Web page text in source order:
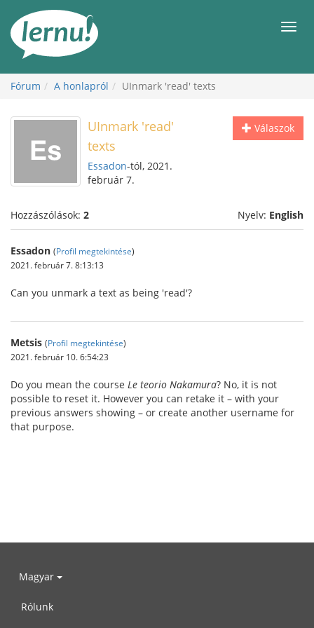
Fórum A honlapról UInmark 'read' texts
Válaszok
UInmark 'read'
texts
Essadon-tól, 2021.
február 7.
Hozzászólások: 2 Nyelv: English
Essadon (Profil megtekintése)
2021. február 7. 8:13:13
Can you unmark a text as being 'read'?
Metsis (Profil megtekintése)
2021. február 10. 6:54:23
Do you mean the course Le teorio Nakamura? No, it is not
possible to reset it. However you can retake it – with your
previous answers showing – or create another username for
that purpose.
Magyar
Rólunk